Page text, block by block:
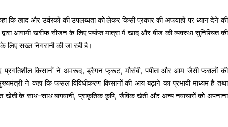
कि खाद और उर्वरकों की उपलब्धता को लेकर किसी प्रकार की अफवाहों पर ध्यान देने की
आगामी खरीफ सीजन के लिए पर्याप्त मात्रा में खाद और बीज की व्यवस्था सुनिश्चित की
लिए सख्त निगरानी की जा रही है।
प्रगतिशील किसानों ने अमरूद, ड्रैगन फ्रूट, मौसंबी, पपीता और आम जैसी फसलों की
ने कहा कि फसल विविधीकरण किसानों की आय बढ़ाने का प्रभावी माध्यम है तथा
के साथ-साथ बागवानी, प्राकृतिक कृषि, जैविक खेती और अन्य नवाचारों को अपनाना